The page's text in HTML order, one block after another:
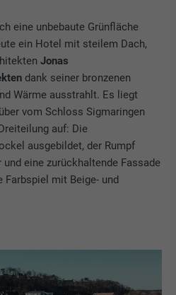
eine unbebaute Grünfläche
ein Hotel mit steilem Dach,
Jonas
dank seiner bronzenen
Wärme ausstrahlt. Es liegt
vom Schloss Sigmaringen
auf: Die
ausgebildet, der Rumpf
eine zurückhaltende Fassade
mit Beige- und